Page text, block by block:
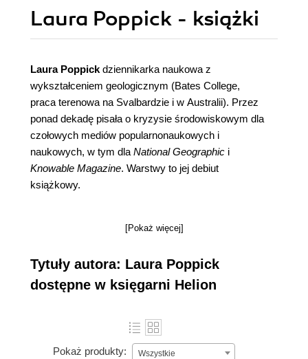
Laura Poppick - książki
Laura Poppick dziennikarka naukowa z
wykształceniem geologicznym (Bates College,
praca terenowa na Svalbardzie i w Australii). Przez
ponad dekadę pisała o kryzysie środowiskowym dla
czołowych mediów popularnonaukowych i
naukowych, w tym dla National Geographic i
Knowable Magazine. Warstwy to jej debiut
książkowy.
[Pokaż więcej]
Tytuły autora: Laura Poppick
dostępne w księgarni Helion
Pokaż produkty: Wszystkie